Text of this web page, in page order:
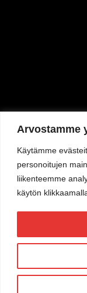
Arvostamme
Käytämme
personoitujen
liikenteemme
käytön